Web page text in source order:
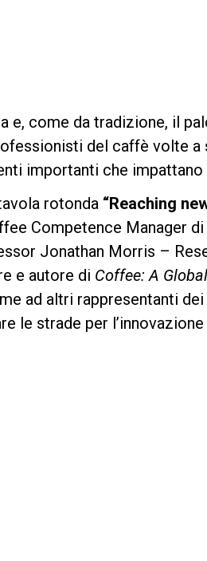
e, come da tradizione, il
del caffè volte
importanti che impattano
rotonda “Reaching
Competence Manager
Jonathan Morris –
e autore di Coffee: A
ad altri rappresentanti
le strade per
Policy